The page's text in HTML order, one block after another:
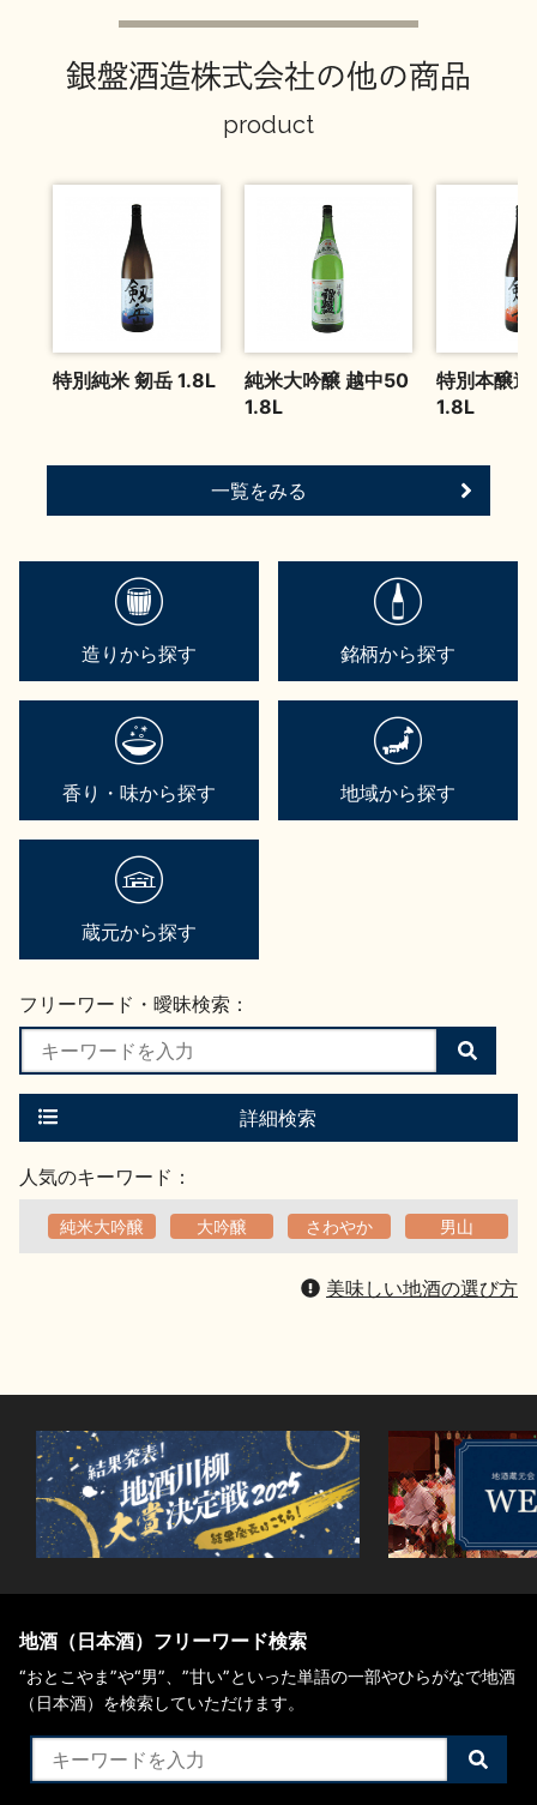
お問い合わせ
銀盤酒造株式会社の他の商品
product
特別純米 剱岳 1.8L
純米大吟醸 越中50
1.8L
特別本醸造
1.8L
一覧をみる
造りから探す 銘柄から探す
香り・味から探す 地域から探す
蔵元から探す
フリーワード・曖昧検索：
検
索
す
詳細検索
人気のキーワード：
純米大吟醸 大吟醸 さわやか 男山
美味しい地酒の選び方
地酒（日本酒）フリーワード検索
“おとこやま”や“男”、”甘い”といった単語の一部やひらがなで地酒
（日本酒）を検索していただけます。
検
索